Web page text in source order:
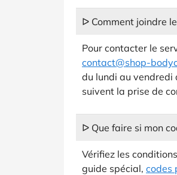
ᐅ Comment joindre
Pour contacter le
contact@shop-
du lundi au vendredi
suivent la prise de
ᐅ Que faire si mon
Vérifiez les
guide spécial, codes